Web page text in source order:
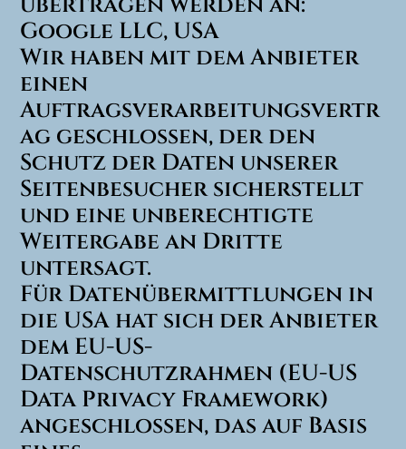
Google LLC, USA
Wir haben mit dem Anbieter
einen
Auftragsverarbeitungsvertr
ag geschlossen, der den
Schutz der Daten unserer
Seitenbesucher sicherstellt
und eine unberechtigte
Weitergabe an Dritte
untersagt.
Für Datenübermittlungen in
die USA hat sich der Anbieter
dem EU-US-
Datenschutzrahmen (EU-US
Data Privacy Framework)
angeschlossen, das auf Basis